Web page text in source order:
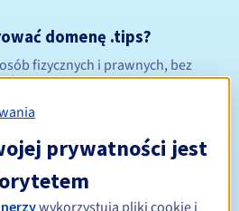
domenę .tips?
fizycznych i prawnych, bez
i powiadomienia
prywatności jest
wykorzystują pliki cookie i